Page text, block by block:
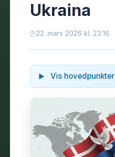
Ukraina
22. mars 2026 kl. 23:16
Vis hovedpunkter